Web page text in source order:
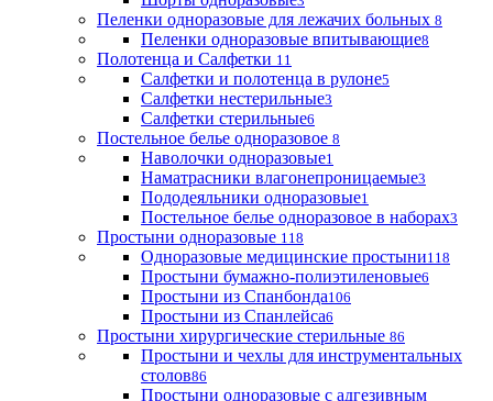
Пеленки одноразовые для лежачих больных 8
Пеленки одноразовые впитывающие8
Полотенца и Салфетки 11
Салфетки и полотенца в рулоне5
Салфетки нестерильные3
Салфетки стерильные6
Постельное белье одноразовое 8
Наволочки одноразовые1
Наматрасники влагонепроницаемые3
Пододеяльники одноразовые1
Постельное белье одноразовое в наборах3
Простыни одноразовые 118
Одноразовые медицинские простыни118
Простыни бумажно-полиэтиленовые6
Простыни из Спанбонда106
Простыни из Спанлейса6
Простыни хирургические стерильные 86
Простыни и чехлы для инструментальных
столов86
Простыни одноразовые с адгезивным